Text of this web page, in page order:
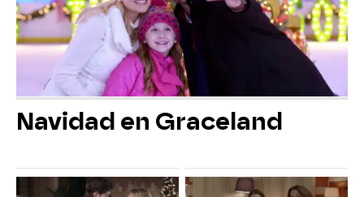
Navidad en Graceland